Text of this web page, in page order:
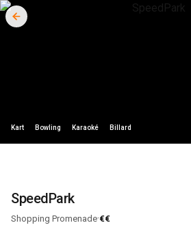
Kart Bowling Karaoké Billard
SpeedPark
Shopping Promenade·€€